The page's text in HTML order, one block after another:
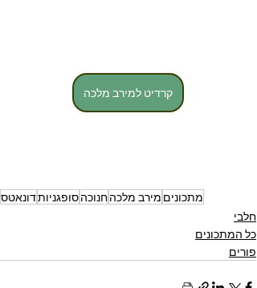
קרדיט למירב מלכה
מתכונים מירב מלכהחנוכהסופגניותדונאטס
חלבי
כל המתכונים
פורים